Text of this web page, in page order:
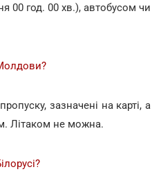
00 год. 00 хв.), автобусом чи
зазначені на карті, а
Літаком не можна.